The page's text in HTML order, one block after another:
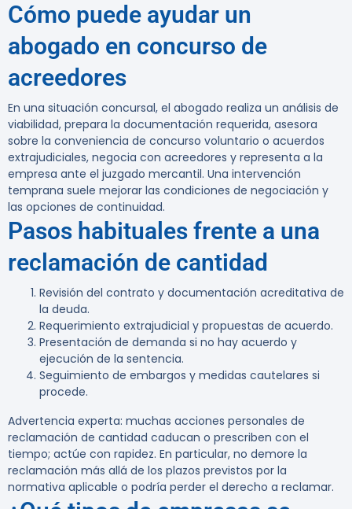
Cómo puede ayudar un
abogado en concurso de
acreedores
En una situación concursal, el abogado realiza un análisis de
viabilidad, prepara la documentación requerida, asesora
sobre la conveniencia de concurso voluntario o acuerdos
extrajudiciales, negocia con acreedores y representa a la
empresa ante el juzgado mercantil. Una intervención
temprana suele mejorar las condiciones de negociación y
las opciones de continuidad.
Pasos habituales frente a una
reclamación de cantidad
Revisión del contrato y documentación acreditativa de
la deuda.
Requerimiento extrajudicial y propuestas de acuerdo.
Presentación de demanda si no hay acuerdo y
ejecución de la sentencia.
Seguimiento de embargos y medidas cautelares si
procede.
Advertencia experta: muchas acciones personales de
reclamación de cantidad caducan o prescriben con el
tiempo; actúe con rapidez. En particular, no demore la
reclamación más allá de los plazos previstos por la
normativa aplicable o podría perder el derecho a reclamar.